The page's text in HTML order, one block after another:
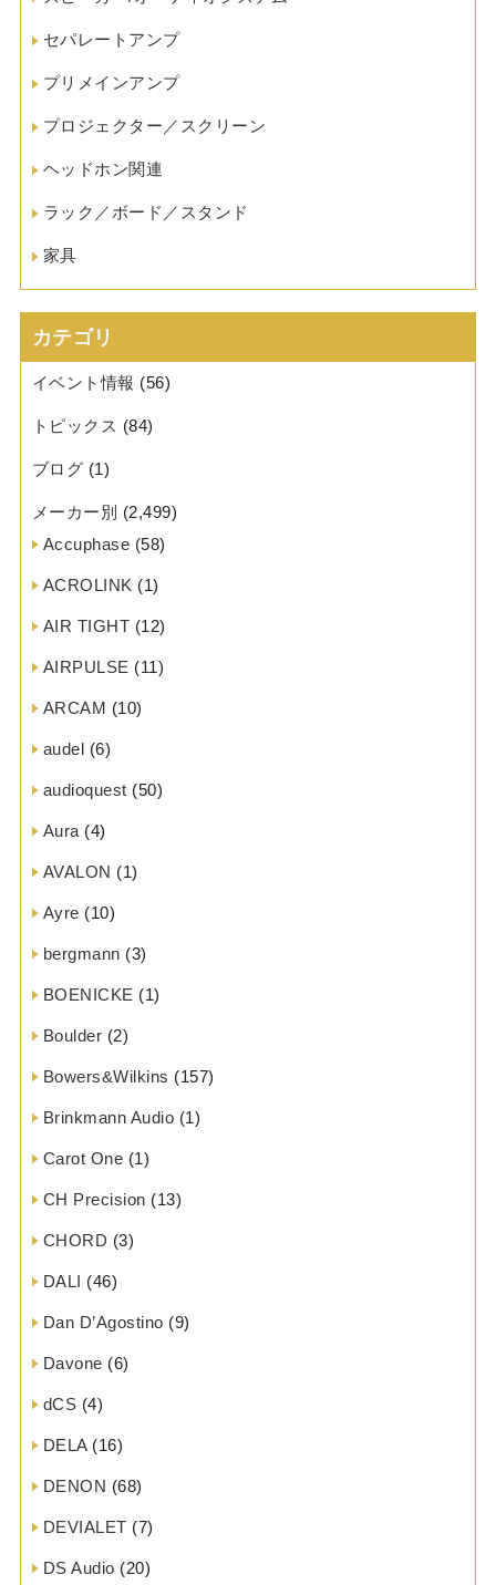
セパレートアンプ
プリメインアンプ
プロジェクター／スクリーン
ヘッドホン関連
ラック／ボード／スタンド
家具
カテゴリ
イベント情報 (56)
トピックス (84)
ブログ (1)
メーカー別 (2,499)
Accuphase (58)
ACROLINK (1)
AIR TIGHT (12)
AIRPULSE (11)
ARCAM (10)
audel (6)
audioquest (50)
Aura (4)
AVALON (1)
Ayre (10)
bergmann (3)
BOENICKE (1)
Boulder (2)
Bowers&Wilkins (157)
Brinkmann Audio (1)
Carot One (1)
CH Precision (13)
CHORD (3)
DALI (46)
Dan D’Agostino (9)
Davone (6)
dCS (4)
DELA(16)
DENON (68)
DEVIALET (7)
DS Audio (20)